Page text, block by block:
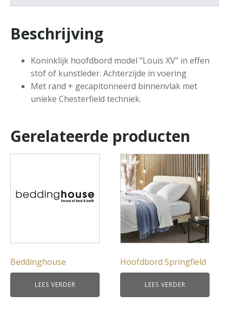
Beschrijving
Koninklijk hoofdbord model "Louis XV" in effen
stof of kunstleder. Achterzijde in voering
Met rand + gecapitonneerd binnenvlak met
unieke Chesterfield techniek.
Gerelateerde producten
Beddinghouse
LEES VERDER
Hoofdbord Springfield
LEES VERDER